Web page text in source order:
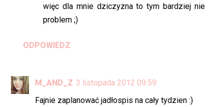
więc dla mnie dziczyzna to tym bardziej nie
problem ;)
ODPOWIEDZ
M_AND_Z 3 listopada 2012 09:59
Fajnie zaplanować jadłospis na cały tydzien :)